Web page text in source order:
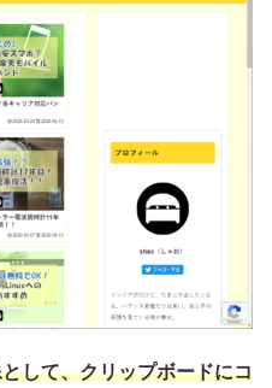
して、クリップボードにコ